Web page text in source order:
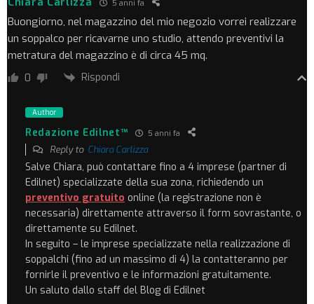
5 anni fa
Buongiorno, nel magazzino del mio negozio vorrei realizzare
un soppalco per ricavarne uno studio, attendo preventivi la
metratura del magazzino è di circa 45 mq.
0 Rispondi
Author
Redazione Edilnet™ 5 anni fa
Reply to Chiara Carlizza
Salve Chiara, può contattare fino a 4 imprese (partner di
Edilnet) specializzate della sua zona, richiedendo un
preventivo gratuito online (la registrazione non è
necessaria) direttamente attraverso il form sovrastante, o
direttamente su Edilnet.
In seguito – le imprese specializzate nella realizzazione di
soppalchi (fino ad un massimo di 4) la contatteranno per
fornirle il preventivo e le informazioni gratuitamente.
Un saluto dallo staff del Blog di Edilnet